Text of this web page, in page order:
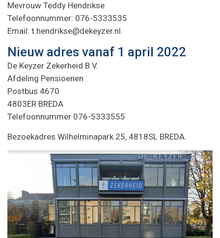
Mevrouw Teddy Hendrikse
Telefoonnummer: 076-5333535
Email: t.hendrikse@dekeyzer.nl.
Nieuw adres vanaf 1 april 2022
De Keyzer Zekerheid B.V.
Afdeling Pensioenen
Postbus 4670
4803ER BREDA
Telefoonnummer 076-5333555
Bezoekadres Wilhelminapark 25, 4818SL BREDA.